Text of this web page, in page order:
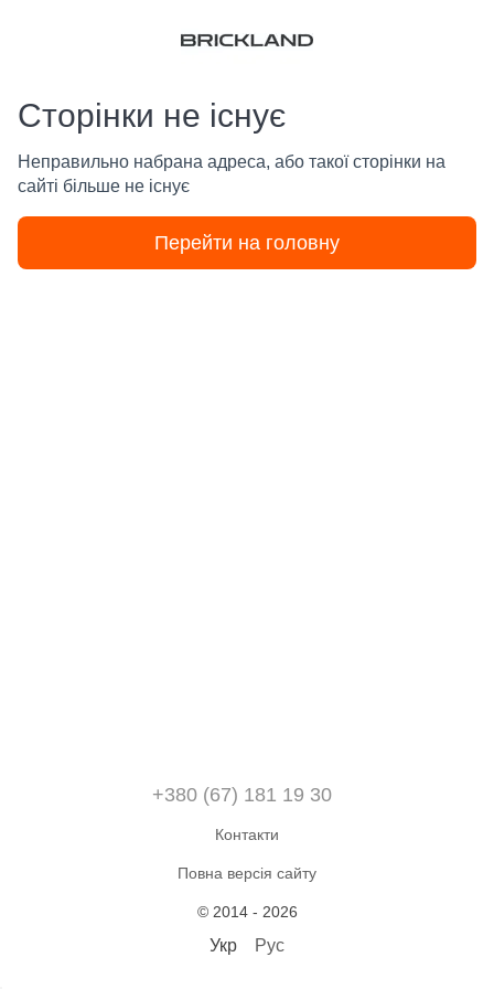
Сторінки не існує
Неправильно набрана адреса, або такої сторінки на
сайті більше не існує
Перейти на головну
+380 (67) 181 19 30
Контакти
Повна версія сайту
© 2014 - 2026
Укр Рус